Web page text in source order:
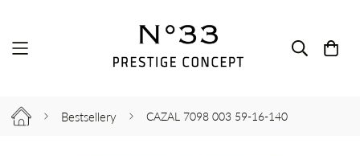
Bestsellery CAZAL 7098 003 59-16-140